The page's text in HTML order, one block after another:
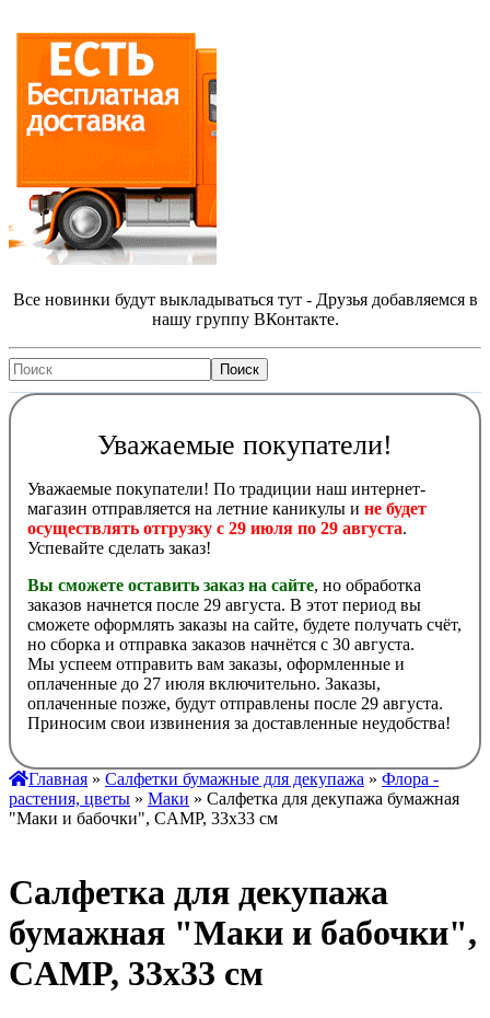
Все новинки будут выкладываться тут - Друзья добавляемся в
нашу группу ВКонтакте.
Уважаемые покупатели!
Уважаемые покупатели! По традиции наш интернет-
магазин отправляется на летние каникулы и не будет
осуществлять отгрузку с 29 июля по 29 августа.
Успевайте сделать заказ!
Вы сможете оставить заказ на сайте, но обработка
заказов начнется после 29 августа. В этот период вы
сможете оформлять заказы на сайте, будете получать счёт,
но сборка и отправка заказов начнётся с 30 августа.
Мы успеем отправить вам заказы, оформленные и
оплаченные до 27 июля включительно. Заказы,
оплаченные позже, будут отправлены после 29 августа.
Приносим свои извинения за доставленные неудобства!
Главная » Салфетки бумажные для декупажа » Флора -
растения, цветы » Маки » Салфетка для декупажа бумажная
"Маки и бабочки", CAMP, 33х33 см
Салфетка для декупажа
бумажная "Маки и бабочки",
CAMP, 33х33 см